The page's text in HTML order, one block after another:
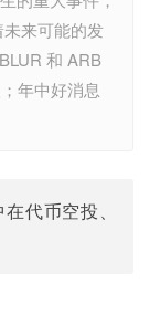
来可能的发
和 ARB
年中好消息
代币空投、